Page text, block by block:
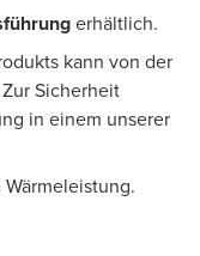
erhältlich.
kann von der
Sicherheit
in einem unserer